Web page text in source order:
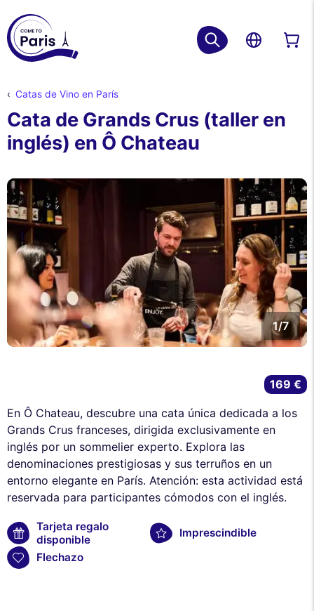
Catas de Vino en París
Cata de Grands Crus (taller en
inglés) en Ô Chateau
1/7
En Ô Chateau, descubre una cata única dedicada a los
Grands Crus franceses, dirigida exclusivamente en
inglés por un sommelier experto. Explora las
denominaciones prestigiosas y sus terruños en un
entorno elegante en París. Atención: esta actividad está
reservada para participantes cómodos con el inglés.
Tarjeta regalo
disponible
Imprescindible
Flechazo
169 €